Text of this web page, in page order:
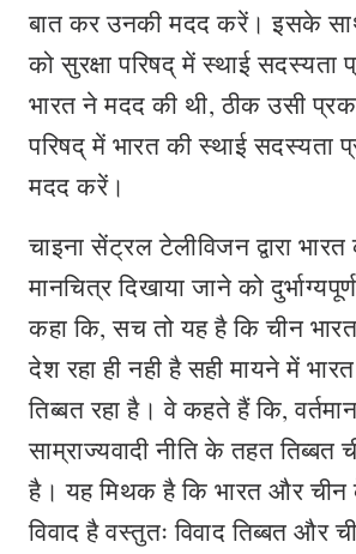
बात कर उनकी मदद करें। इसके
को सुरक्षा परिषद् में स्थाई सदस्यता
भारत ने मदद की थी, ठीक उसी
परिषद् में भारत की स्थाई सदस्यता
मदद करें।
चाइना सेंट्रल टेलीविजन द्वारा
मानचित्र दिखाया जाने को
कहा कि, सच तो यह है कि चीन
देश रहा ही नही है सही मायने में
तिब्बत रहा है। वे कहते हैं कि,
साम्राज्यवादी नीति के तहत तिब्बत
है। यह मिथक है कि भारत और चीन
विवाद है वस्तुतः विवाद तिब्बत और